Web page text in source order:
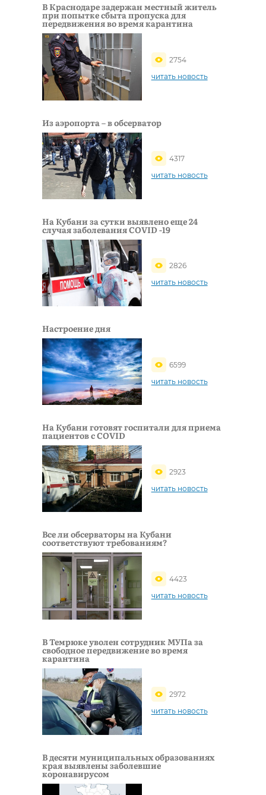
В Краснодаре задержан местный житель
при попытке сбыта пропуска для
передвижения во время карантина
2754
читать новость
Из аэропорта – в обсерватор
4317
читать новость
На Кубани за сутки выявлено еще 24
случая заболевания COVID -19
2826
читать новость
Настроение дня
6599
читать новость
На Кубани готовят госпитали для приема
пациентов с COVID
2923
читать новость
Все ли обсерваторы на Кубани
соответствуют требованиям?
4423
читать новость
В Темрюке уволен сотрудник МУПа за
свободное передвижение во время
карантина
2972
читать новость
В деcяти муниципальных образованиях
края выявлены заболевшие
коронавирусом